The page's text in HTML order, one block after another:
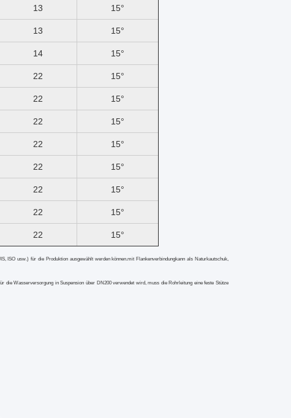
13 15°
13 15°
14 15°
22 15°
22 15°
22 15°
22 15°
22 15°
22 15°
22 15°
22 15°
ISO usw.) für die Produktion ausgewählt werden können.mit Flankenverbindungkann als Naturkautschuk,
die Wasserversorgung in Suspension über DN200 verwendet wird, muss die Rohrleitung eine feste Stütze